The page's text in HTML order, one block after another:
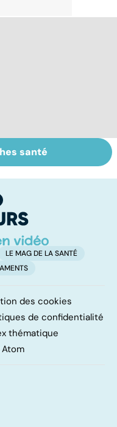
rhume, ça se
?
santé
LE MAG DE LA SANTÉ
des cookies
de confidentialité
thématique
Atom